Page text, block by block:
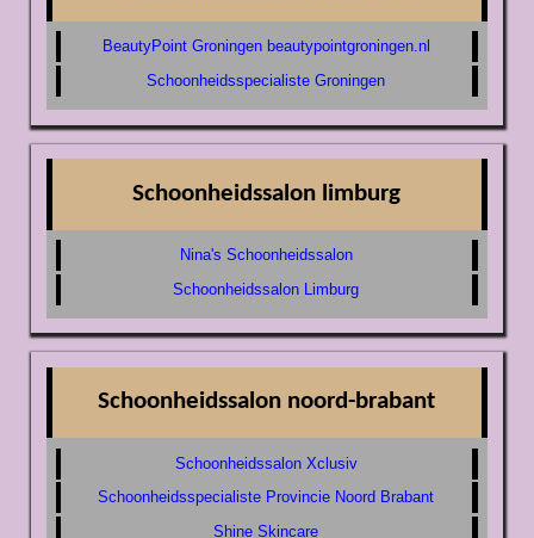
BeautyPoint Groningen beautypointgroningen.nl
Schoonheidsspecialiste Groningen
Schoonheidssalon limburg
Nina's Schoonheidssalon
Schoonheidssalon Limburg
Schoonheidssalon noord-brabant
Schoonheidssalon Xclusiv
Schoonheidsspecialiste Provincie Noord Brabant
Shine Skincare